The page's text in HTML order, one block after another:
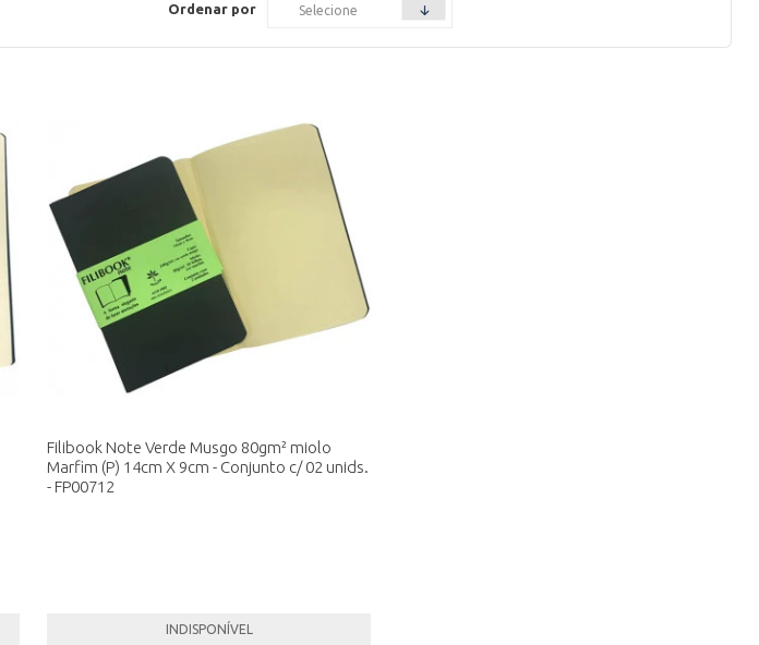
Ordenar por
Filibook Note Verde Musgo 80gm² miolo
Marfim (P) 14cm X 9cm - Conjunto c/ 02 unids.
- FP00712
INDISPONÍVEL